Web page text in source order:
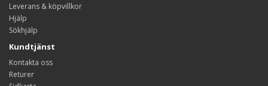
Leverans & köpvillkor
Hjälp
Sökhjälp
Kundtjänst
Kontakta oss
Returer